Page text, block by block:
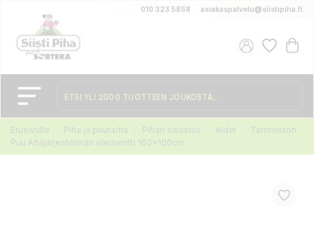
010 323 5858 asiakaspalvelu@siistipiha.fi
Etusivulle Piha ja puutarha Pihan sisustus Aidat
Tammiston
Puu Aitajärjestelmän elementti 160x100cm